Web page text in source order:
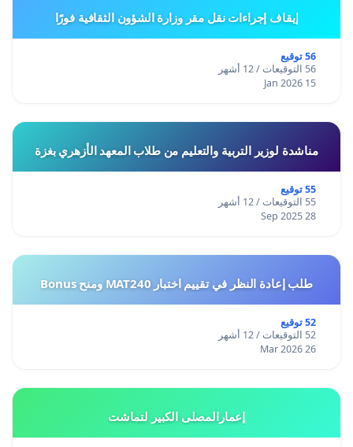
إيقاف إجراءات نقل مقر وزارة الشؤون الثقافية فورًا
56 توقيع
56 التوقيعات / 12 أشهر
15 Jan 2026
مناشدة لوزير التربية والتعليم من طلاب المعهد الأزهري بغزة
55 توقيع
55 التوقيعات / 12 أشهر
28 Sep 2025
طلب إعادة النظر في تقييم اختبار MAT240 ومنح Bonus
52 توقيع
52 التوقيعات / 12 أشهر
26 Mar 2026
إعمارالمصلى الكبير لتماشت